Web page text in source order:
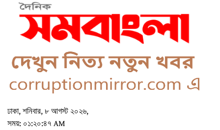
ঢাকা, শনিবার, ৮ আগস্ট ২০২৬,
সময়: ০১:২০:৪৭ AM